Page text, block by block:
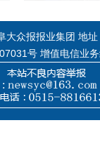
大众报报业集团 地
号 增值电信业